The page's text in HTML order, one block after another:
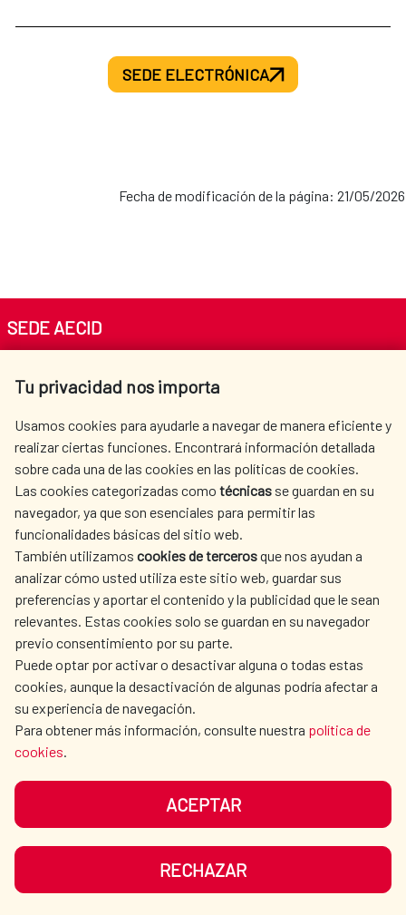
SEDE ELECTRÓNICA
Fecha de modificación de la página: 21/05/2026
Tu privacidad nos importa
Usamos cookies para ayudarle a navegar de manera eficiente y
realizar ciertas funciones. Encontrará información detallada
sobre cada una de las cookies en las políticas de cookies.
Las cookies categorizadas como técnicas se guardan en su
navegador, ya que son esenciales para permitir las
funcionalidades básicas del sitio web.
También utilizamos cookies de tercerosque nos ayudan a
analizar cómo usted utiliza este sitio web, guardar sus
preferencias y aportar el contenido y la publicidad que le sean
relevantes. Estas cookies solo se guardan en su navegador
previo consentimiento por su parte.
Puede optar por activar o desactivar alguna o todas estas
cookies, aunque la desactivación de algunas podría afectar a
su experiencia de navegación.
Para obtener más información, consulte nuestra política de
cookies.
ACEPTAR
RECHAZAR
SEDE AECID
Tel. +34 900 20 30 54​​​​​​​
AECID
WHERE DO WE COOPERATE?
SPANISH HUMANITARIAN
ACTION
PRESS ROOM
CULTURE AND SCIENCE LIBRARY
OUR SOCIAL MEDIA
DATA PROTECTION
SITEMAP